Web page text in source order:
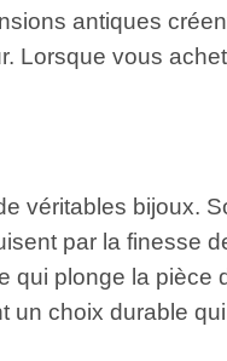
antiques
Lorsque vous
véritables bijoux.
par la finesse
qui plonge la pièce
un choix durable